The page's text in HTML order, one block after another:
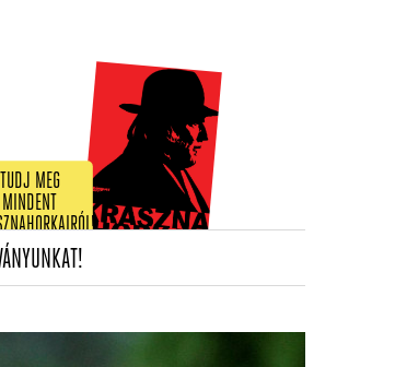
TUDJ MEG
MINDENT
(CURRENT)